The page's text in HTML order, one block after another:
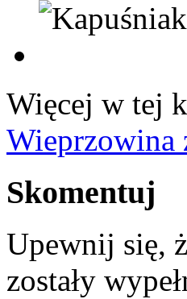
Więcej w tej
Wieprzowina
Skomentuj
Upewnij się,
zostały